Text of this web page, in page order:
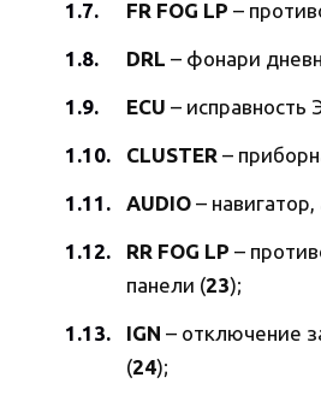
FR FOG LP –
DRL – фонари
ECU – исправность
CLUSTER –
AUDIO –
RR FOG LP –
панели (23);
IGN – отключение
(24);